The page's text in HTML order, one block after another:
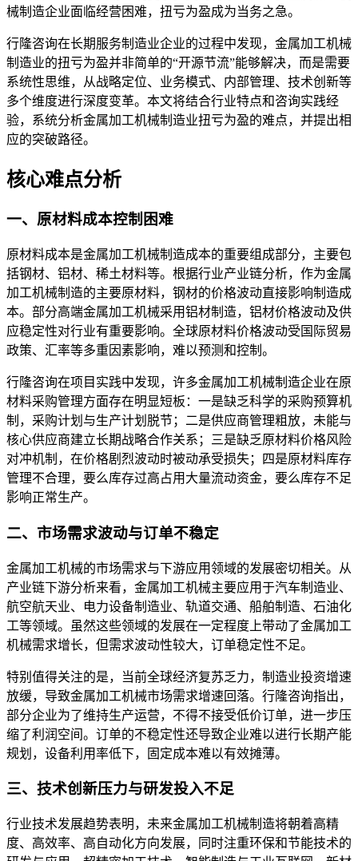
械制造企业面临经营困难，扭亏为盈成为当务之急。
行隆咨询在长期服务制造业企业的过程中发现，金属加工机械
制造业的扭亏为盈并非简单的“开源节流”能够解决，而是需要
系统性思维，从战略定位、业务模式、内部管理、技术创新等
多个维度进行深度变革。本文将结合行业特点和咨询实践经
验，系统分析金属加工机械制造业扭亏为盈的难点，并提出相
应的突破路径。
核心难点分析
一、原材料成本控制困难
原材料成本是金属加工机械制造成本的重要组成部分，主要包
括钢材、铝材、稀土材料等。根据行业产业链分析，作为金属
加工机械制造的主要原材料，钢材的价格波动直接影响制造成
本。部分高端金属加工机械采用铝材制造，铝材价格波动及供
应稳定性对行业有重要影响。全球原材料价格波动受国际贸易
政策、汇率等多重因素影响，难以预测和控制。
行隆咨询在项目实践中发现，许多金属加工机械制造企业在原
材料采购管理方面存在明显短板：一是缺乏科学的采购预算机
制，采购计划与生产计划脱节；二是供应商管理粗放，未能与
核心供应商建立长期战略合作关系；三是缺乏原材料价格风险
对冲机制，在价格剧烈波动时被动承受损失；四是原材料库存
管理不合理，要么库存过高占用大量流动资金，要么库存不足
影响正常生产。
二、市场需求波动与订单不稳定
金属加工机械的市场需求与下游应用领域的发展密切相关。从
产业链下游分析来看，金属加工机械主要应用于汽车制造业、
航空航天业、电力设备制造业、轨道交通、船舶制造、石油化
工等领域。虽然这些领域的发展在一定程度上带动了金属加工
机械需求增长，但需求波动性较大，订单稳定性不足。
特别值得关注的是，当前全球经济复苏乏力，制造业投资增速
放缓，导致金属加工机械市场需求增速回落。行隆咨询指出，
部分企业为了维持生产运营，不得不接受低价订单，进一步压
缩了利润空间。订单的不稳定性还导致企业难以进行长期产能
规划，设备利用率低下，固定成本难以有效摊薄。
三、技术创新压力与研发投入不足
行业技术发展趋势表明，未来金属加工机械制造将朝着高精
度、高效率、高自动化方向发展，同时注重环保和节能技术的